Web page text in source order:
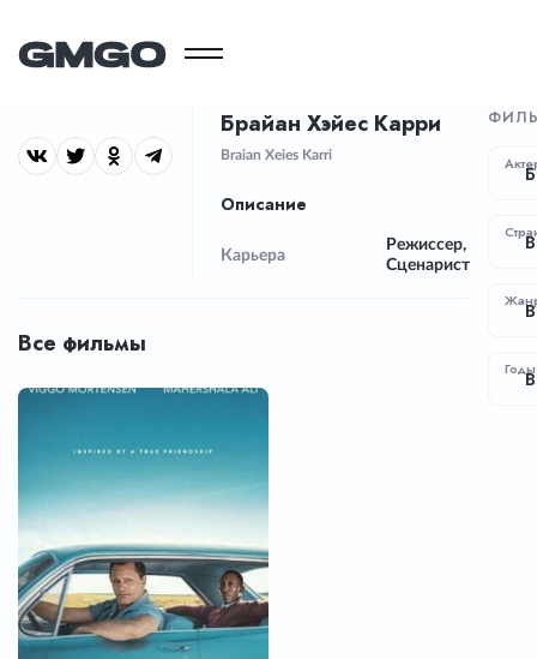
Брайан Хэйес Карри
Braian Xeies Karri
Описание
Карьера
Режиссер,
Сценарист
Все фильмы
Годы